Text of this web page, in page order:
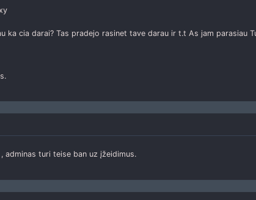
ka cia darai? Tas pradejo rasinet tave darau ir t.t As jam parasiau
adminas turi teise ban uz įžeidimus.